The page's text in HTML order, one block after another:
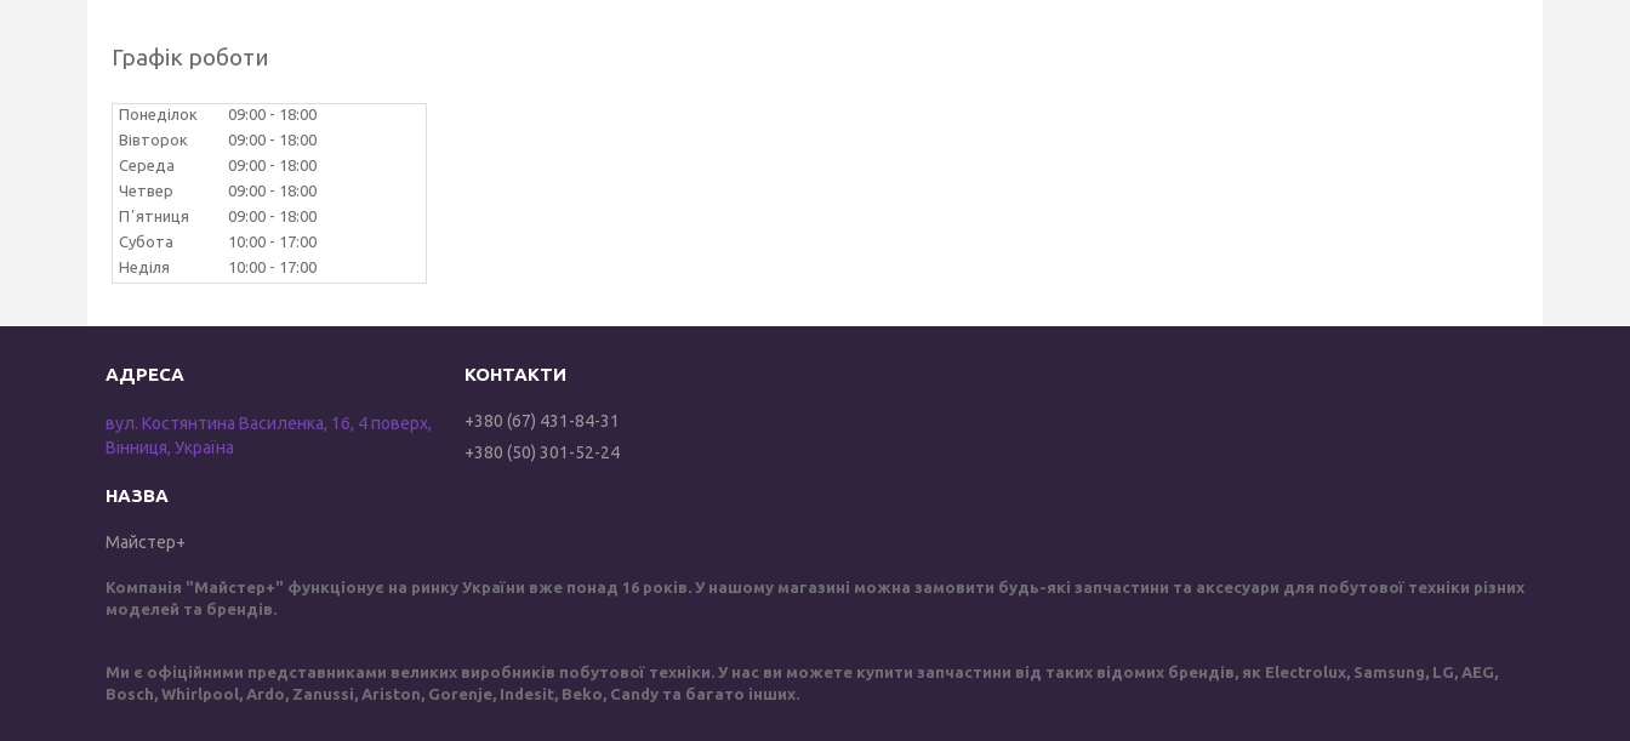
Графік роботи
Понеділок 09:00
18:00
Вівторок
09:00
18:00
Середа
09:00
18:00
Четвер
09:00
18:00
Пʼятниця
09:00
18:00
Субота
10:00
17:00
Неділя
10:00 17:00
вул. Костянтина Василенка, 16, 4 поверх,
Вінниця, Україна
Майстер+
+380 (67) 431-84-31
+380 (50) 301-52-24
Компанія "Майстер+" функціонує на ринку України вже понад 16 років. У нашому магазині можна замовити будь-які запчастини та аксесуари для побутової техніки різних
моделей та брендів.
Ми є офіційними представниками великих виробників побутової техніки. У нас ви можете купити запчастини від таких відомих брендів, як Electrolux, Samsung, LG, AEG,
Bosch, Whirlpool, Ardo, Zanussi, Ariston, Gorenje, Indesit, Beko, Candy та багато інших.